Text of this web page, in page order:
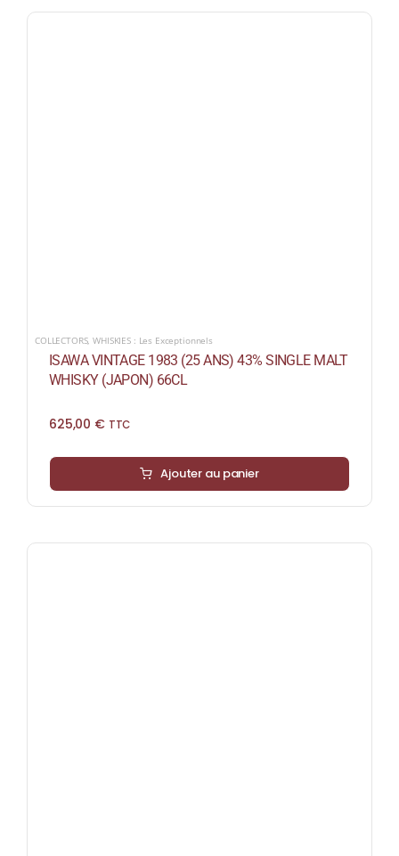
COLLECTORS,WHISKIES : Les Exceptionnels
ISAWA VINTAGE 1983 (25 ANS) 43% SINGLE MALT
WHISKY (JAPON) 66CL
625,00 € TTC
Ajouter au panier